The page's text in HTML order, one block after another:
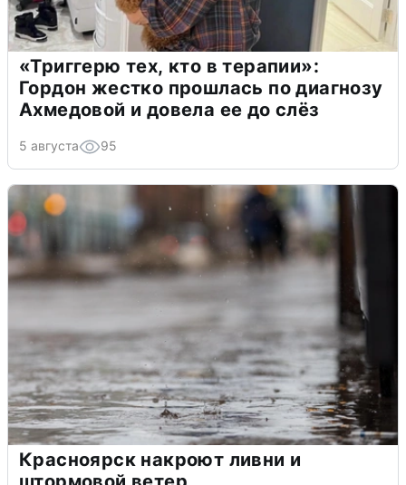
«Триггерю тех, кто в терапии»:
Гордон жестко прошлась по диагнозу
Ахмедовой и довела ее до слёз
5 августа 95
Красноярск накроют ливни и